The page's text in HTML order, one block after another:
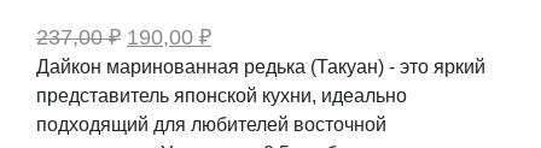
237,00₽ Первоначальная
цена
составляла
237,00 ₽.
190,00 ₽Текущая
цена:
190,00 ₽.
Дайкон маринованная редька (Такуан) - это яркий
представитель японской кухни, идеально
подходящий для любителей восточной